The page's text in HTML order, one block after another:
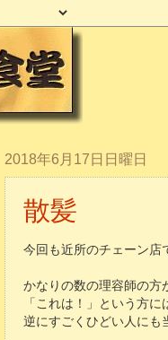
2018年6月17日日曜日
散髪
今回も近所のチェーン店
かなりの数の理容師の方
「これは！」という方
逆にすごくひどい人にも